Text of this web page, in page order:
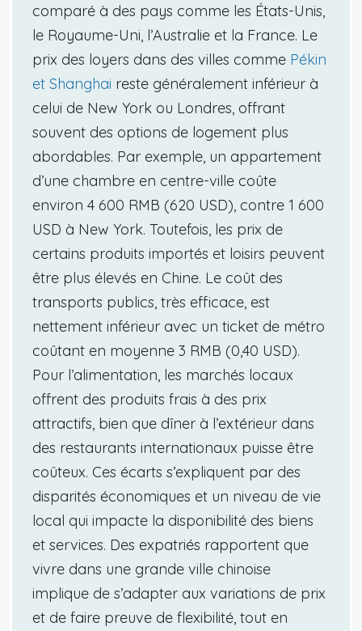
comparé à des pays comme les États-Unis,
le Royaume-Uni, l’Australie et la France. Le
prix des loyers dans des villes comme Pékin
et Shanghai reste généralement inférieur à
celui de New York ou Londres, offrant
souvent des options de logement plus
abordables. Par exemple, un appartement
d’une chambre en centre-ville coûte
environ 4 600 RMB (620 USD), contre 1 600
USD à New York. Toutefois, les prix de
certains produits importés et loisirs peuvent
être plus élevés en Chine. Le coût des
transports publics, très efficace, est
nettement inférieur avec un ticket de métro
coûtant en moyenne 3 RMB (0,40 USD).
Pour l’alimentation, les marchés locaux
offrent des produits frais à des prix
attractifs, bien que dîner à l’extérieur dans
des restaurants internationaux puisse être
coûteux. Ces écarts s’expliquent par des
disparités économiques et un niveau de vie
local qui impacte la disponibilité des biens
et services. Des expatriés rapportent que
vivre dans une grande ville chinoise
implique de s’adapter aux variations de prix
et de faire preuve de flexibilité, tout en